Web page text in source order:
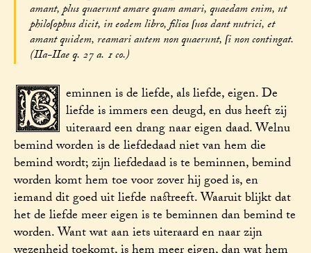
amant, plus quaerunt amare quam amari, quaedam enim, ut
philoſophus dicit, in eodem libro, filios ſuos dant nutrici, et
amant quidem, reamari autem non quaerunt, ſi non contingat.
(IIa-IIae q. 27 a. 1 co.)
B eminnen is de liefde, als liefde, eigen. De
liefde is immers een deugd, en dus heeft zij
uiteraard een drang naar eigen daad. Welnu
bemind worden is de liefdedaad niet van hem die
bemind wordt; zijn liefdedaad is te beminnen, bemind
worden komt hem toe voor zover hij goed is, en
iemand dit goed uit liefde nastreeft. Waaruit blijkt dat
het de liefde meer eigen is te beminnen dan bemind te
worden. Want wat aan iets uiteraard en naar zijn